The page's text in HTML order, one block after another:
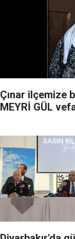
Çınar ilçemize
MEYRİ GÜL